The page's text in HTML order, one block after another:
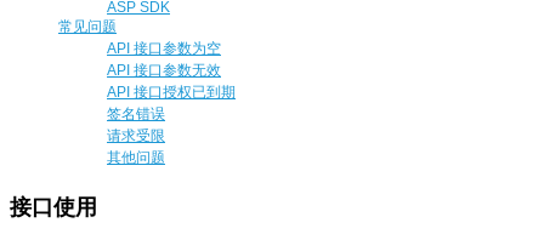
ASP SDK
常见问题
API 接口参数为空
API 接口参数无效
API 接口授权已到期
签名错误
请求受限
其他问题
接口使用